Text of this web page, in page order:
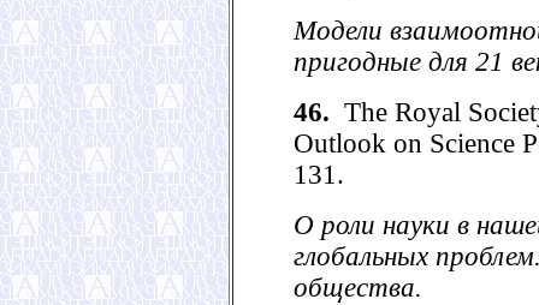
Модели
пригодные для 21
46. The Royal
Outlook on Science
131.
О роли науки в
глобальных
общества.